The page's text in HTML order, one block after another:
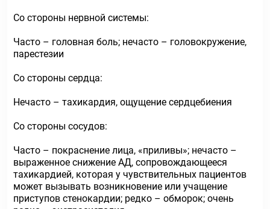
Со стороны нервной системы:
Часто – головная боль; нечасто – головокружение,
парестезии
Со стороны сердца:
Нечасто – тахикардия, ощущение сердцебиения
Со стороны сосудов:
Часто – покраснение лица, «приливы»; нечасто –
выраженное снижение АД, сопровождающееся
тахикардией, которая у чувствительных пациентов
может вызывать возникновение или учащение
приступов стенокардии; редко – обморок; очень